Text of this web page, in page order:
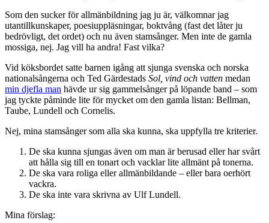
Som den sucker för allmänbildning jag ju är, välkomnar jag
utantillkunskaper, poesiuppläsningar, boktvång (fast det låter ju
bedrövligt, det ordet) och nu även stamsånger. Men inte de gamla
mossiga, nej. Jag vill ha andra! Fast vilka?
Vid köksbordet satte barnen igång att sjunga svenska och norska
nationalsångerna och Ted Gärdestads Sol, vind och vatten medan
min djefla man hävde ur sig gammelsånger på löpande band – som
jag tyckte påminde lite för mycket om den gamla listan: Bellman,
Taube, Lundell och Cornelis.
Nej, mina stamsånger som alla ska kunna, ska uppfylla tre kriterier.
De ska kunna sjungas även om man är berusad eller har svårt
att hålla sig till en tonart och vacklar lite allmänt på tonerna.
De ska vara roliga eller allmänbildande – eller bara oerhört
vackra.
De ska inte vara skrivna av Ulf Lundell.
Mina förslag: